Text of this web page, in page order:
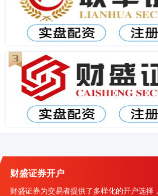
财盛证券开户
财盛证券为交易者提供了多样化的开户选择